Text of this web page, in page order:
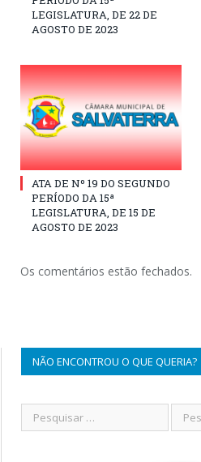
LEGISLATURA, DE 22 DE
AGOSTO DE 2023
ATA DE Nº 19 DO SEGUNDO
PERÍODO DA 15ª
LEGISLATURA, DE 15 DE
AGOSTO DE 2023
Os comentários estão fechados.
NÃO ENCONTROU O QUE QUERIA?